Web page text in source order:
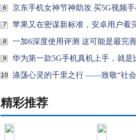
6 京东手机女神节神助攻 买5G视频手
7 苹果又在密谋新标准，安卓用户看
8 一加6深度使用评测 这可能是最完
9 华为第一款5G手机真机上手，就是
10 涤荡心灵的千里之行 ——致敬“社
精彩推荐